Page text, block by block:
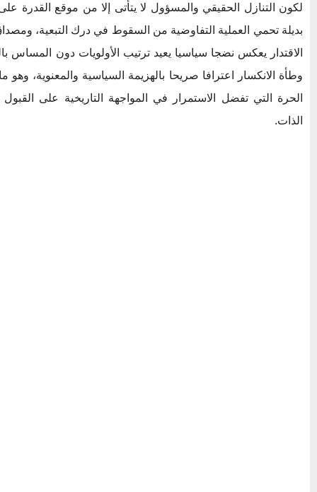
لكون التنازل الحقيقي والمسؤول لا يتأتى إلا من موقع القدرة
بديلة تحمي العملية التفاوضية من السقوط في درك التبعية،
الاقتدار يعكس نضجا سياسيا يعيد ترتيب الأولويات دون المساس
وطأة الانكسار اعترافا صريحا بالهزيمة السياسية والمعنوية،
الحرة التي تفضل الاستمرار في المواجهة التاريخية على
الذات.